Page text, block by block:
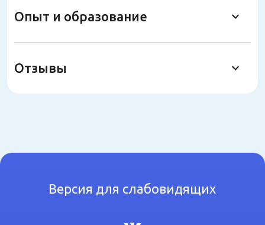
Опыт и образование
Отзывы
Версия для слабовидящих